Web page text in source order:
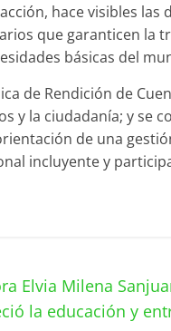
hace visibles
que garanticen la
básicas del
de Rendición de
y la ciudadanía; y se
de una
incluyente y
Elvia Milena
la educación y